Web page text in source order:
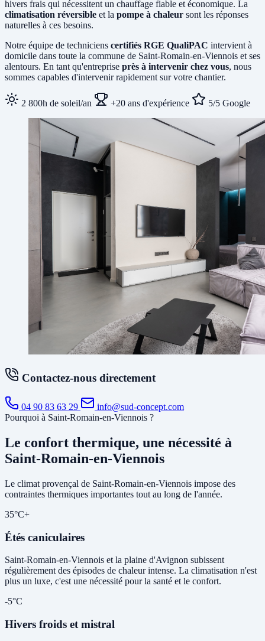
hivers frais qui nécessitent un chauffage fiable et économique. La
climatisation réversible et la pompe à chaleur sont les réponses
naturelles à ces besoins.
Notre équipe de techniciens certifiés RGE QualiPAC intervient à
domicile dans toute la commune de Saint-Romain-en-Viennois et ses
alentours. En tant qu'entreprise près à intervenir chez vous, nous
sommes capables d'intervenir rapidement sur votre chantier.
2 800h de soleil/an +20 ans d'expérience 5/5 Google
Contactez-nous directement
04 90 83 63 29
info@sud-concept.com
Pourquoi à Saint-Romain-en-Viennois ?
Le confort thermique, une nécessité à
Saint-Romain-en-Viennois
Le climat provençal de Saint-Romain-en-Viennois impose des
contraintes thermiques importantes tout au long de l'année.
35°C+
Étés caniculaires
Saint-Romain-en-Viennois et la plaine d'Avignon subissent
régulièrement des épisodes de chaleur intense. La climatisation n'est
plus un luxe, c'est une nécessité pour la santé et le confort.
-5°C
Hivers froids et mistral